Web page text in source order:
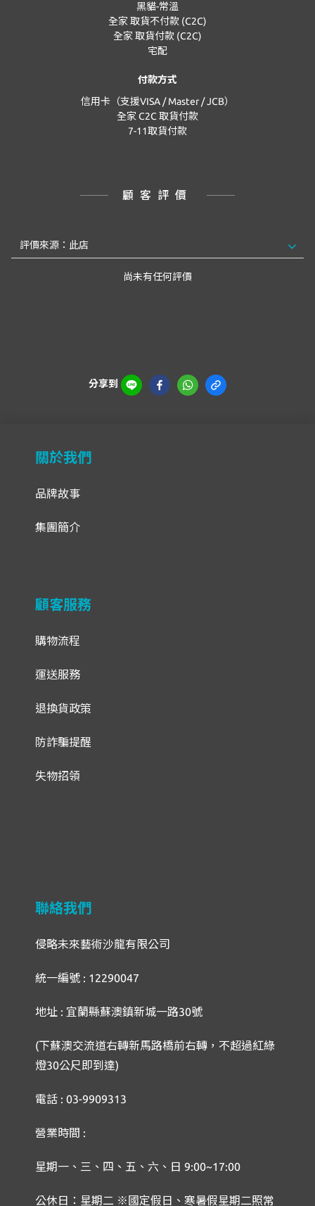
黑貓-常溫
全家 取貨不付款 (C2C)
全家 取貨付款 (C2C)
宅配
付款方式
信用卡（支援VISA / Master / JCB）
全家 C2C 取貨付款
7-11取貨付款
顧客評價
尚未有任何評價
分享到
關於我們
品牌故事
集團簡介
顧客服務
購物流程
運送服務
退換貨政策
防詐騙提醒
失物招領
聯絡我們
侵略未來藝術沙龍有限公司
統一編號 : 12290047
地址 : 宜蘭縣蘇澳鎮新城一路30號
(下蘇澳交流道右轉新馬路橋前右轉，不超過紅綠
燈30公尺即到達)
電話 : 03-9909313
營業時間 :
星期一、三、四、五、六、日 9:00~17:00
公休日：星期二 ※國定假日、寒暑假星期二照常